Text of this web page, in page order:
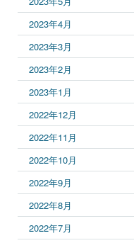
2023年4月
2023年3月
2023年2月
2023年1月
2022年12月
2022年11月
2022年10月
2022年9月
2022年8月
2022年7月